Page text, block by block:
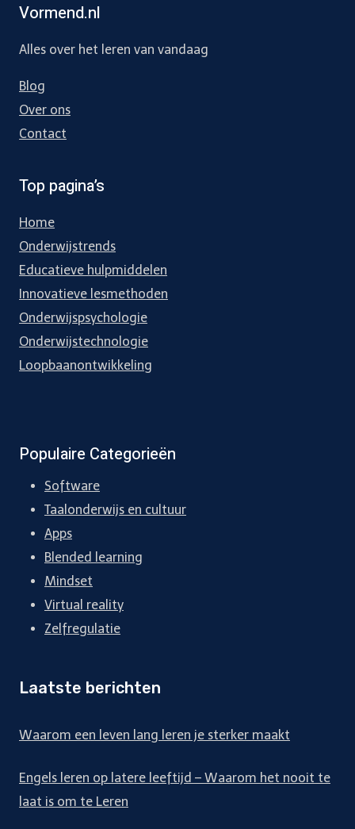
Vormend.nl
Alles over het leren van vandaag
Blog
Over ons
Contact
Top pagina’s
Home
Onderwijstrends
Educatieve hulpmiddelen
Innovatieve lesmethoden
Onderwijspsychologie
Onderwijstechnologie
Loopbaanontwikkeling
Populaire Categorieën
Software
Taalonderwijs en cultuur
Apps
Blended learning
Mindset
Virtual reality
Zelfregulatie
Laatste berichten
Waarom een leven lang leren je sterker maakt
Engels leren op latere leeftijd – Waarom het nooit te
laat is om te Leren